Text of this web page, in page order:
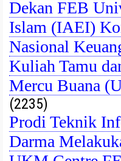
Dekan FEB
Islam (IAEI)
Nasional
Kuliah Tamu
Mercu Buana
(2235)
Prodi Teknik
Darma